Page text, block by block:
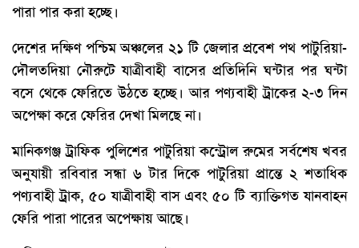
পারা পার করা হচ্ছে।
দেশের দক্ষিণ পশ্চিম অঞ্চলের ২১ টি জেলার প্রবেশ পথ পাটুরিয়া-
দৌলতদিয়া নৌরুটে যাত্রীবাহী বাসের প্রতিদিনি ঘন্টার পর ঘন্টা
বসে থেকে ফেরিতে উঠতে হচ্ছে। আর পণ্যবাহী ট্রাকের ২-৩ দিন
অপেক্ষা করে ফেরির দেখা মিলছে না।
মানিকগঞ্জ ট্রাফিক পুলিশের পাটুরিয়া কন্ট্রোল রুমের সর্বশেষ খবর
অনুযায়ী রবিবার সন্ধা ৬ টার দিকে পাটুরিয়া প্রান্তে ২ শতাধিক
পণ্যবাহী ট্রাক, ৫০ যাত্রীবাহী বাস এবং ৫০ টি ব্যাক্তিগত যানবাহন
ফেরি পারা পারের অপেক্ষায় আছে।